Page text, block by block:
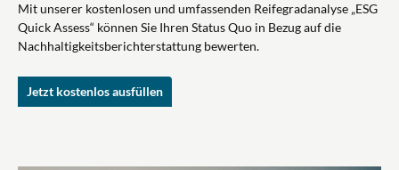
Mit unserer kostenlosen und umfassenden Reifegradanalyse „ESG
Quick Assess“ können Sie Ihren Status Quo in Bezug auf die
Nachhaltigkeitsberichterstattung bewerten.
Jetzt kostenlos ausfüllen